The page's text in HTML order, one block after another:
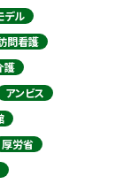
デル
問看護
護
アンビス
厚労省